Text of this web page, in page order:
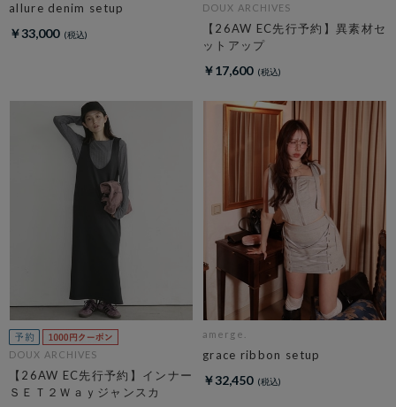
allure denim setup
￥33,000
DOUX ARCHIVES
【26AW EC先行予約】異素材セ
ットアップ
￥17,600
DOUX ARCHIVES
【26AW EC先行予約】インナー
ＳＥＴ２Ｗａｙジャンスカ
amerge.
grace ribbon setup
￥32,450